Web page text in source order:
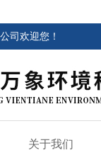
司欢迎您！
关于我们